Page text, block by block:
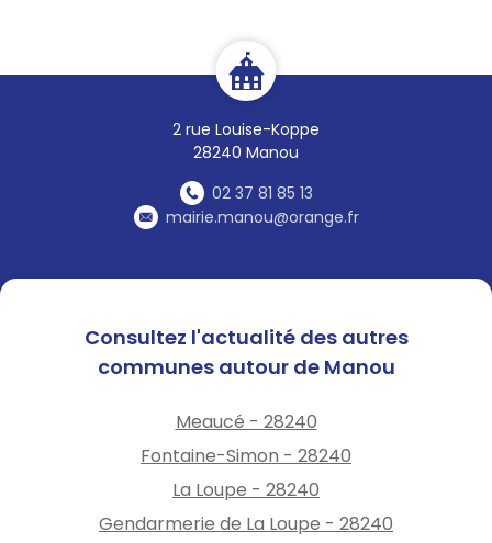
2 rue Louise-Koppe
28240 Manou
02 37 81 85 13
mairie.manou@orange.fr
Consultez l'actualité des autres
communes autour de Manou
Meaucé - 28240
Fontaine-Simon - 28240
La Loupe - 28240
Gendarmerie de La Loupe - 28240